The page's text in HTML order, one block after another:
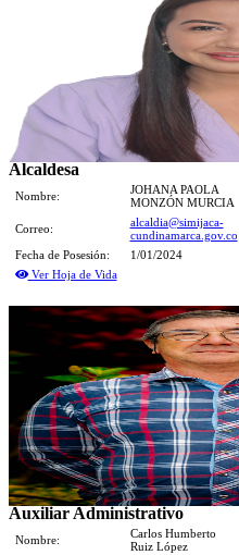
Alcaldesa
Nombre:
JOHANA PAOLA
MONZÓN MURCIA
Correo:
alcaldia@simijaca-
cundinamarca.gov.co
Fecha de Posesión:
1/01/2024
Ver Hoja de Vida
Auxiliar Administrativo
Nombre:
Carlos Humberto
Ruiz López